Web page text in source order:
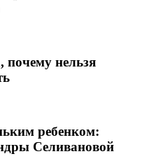
почему нельзя
ребенком:
Селивановой